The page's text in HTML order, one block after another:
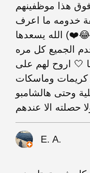
هذا موظفينهم
خدومه ما اعرف
الله يسعدها
الجميع كل مره
🤍 اروح لهم على
كريمات وماسكات
وحتى هالشامبو
حصلته الا عندهم
E. A.